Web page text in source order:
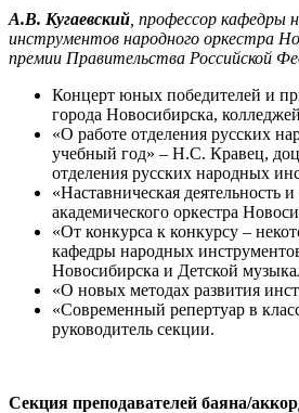
А.В. Кугаевский , профессор кафедры
инструментов народного оркестра
премии Правительства Российской
Концерт юных победителей и
города Новосибирска,
«О работе отделения русских
учебный год» – Н.С. Кравец,
отделения русских народных
«Наставническая
академического оркестра
«От конкурса к конкурсу –
кафедры народных
Новосибирска и Детской
«О новых методах развития
«Современный репертуар в
руководитель секции.
Секция преподавателей баяна/